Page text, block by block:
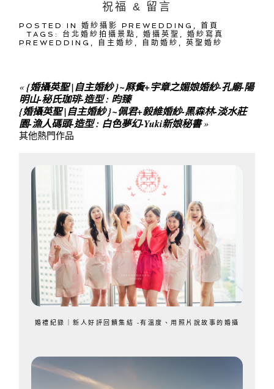
祝福 & 留言
POSTED IN婚紗攝影 PREWEDDING ,首頁
TAGS: 台北婚紗拍攝景點 ,婚攝英聖 ,婚紗寫真
PREWEDDING , 自主婚紗 , 自助婚紗 ,英聖婚紗
«{婚攝英聖 |自主婚紗 }~厤夤+宇章之媚娘婚紗-孔廟-陽
明山-秘氏珈琲-造型 : 昀臻
{婚攝英聖 |自主婚紗 }~佩君+毅維婚紗-黑森林-淡水莊
園-漁人碼頭-造型 : 白色夢幻-Yuki新娘秘書»
其他熱門作品
婚禮紀錄｜新人好評回饋集結 -有溫度、用照片說故事的婚攝